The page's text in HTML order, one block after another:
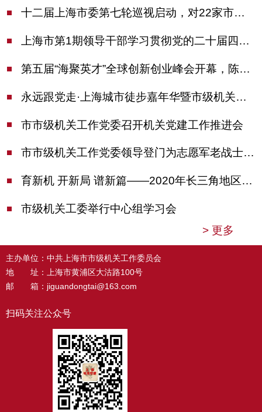
十二届上海市委第七轮巡视启动，对22家市管单位开展常规巡视
上海市第1期领导干部学习贯彻党的二十届四中全会精神专题研讨班开班，陈吉宁作专题报告
第五届“海聚英才”全球创新创业峰会开幕，陈吉宁出席并启动新一届大赛
永远跟党走·上海城市徒步嘉年华暨市级机关运动会开幕
市市级机关工作党委召开机关党建工作推进会
市市级机关工作党委领导登门为志愿军老战士佩戴纪念章
育新机 开新局 谱新篇——2020年长三角地区机关党建工作研讨会在南京召开
市级机关工委举行中心组学习会
> 更多